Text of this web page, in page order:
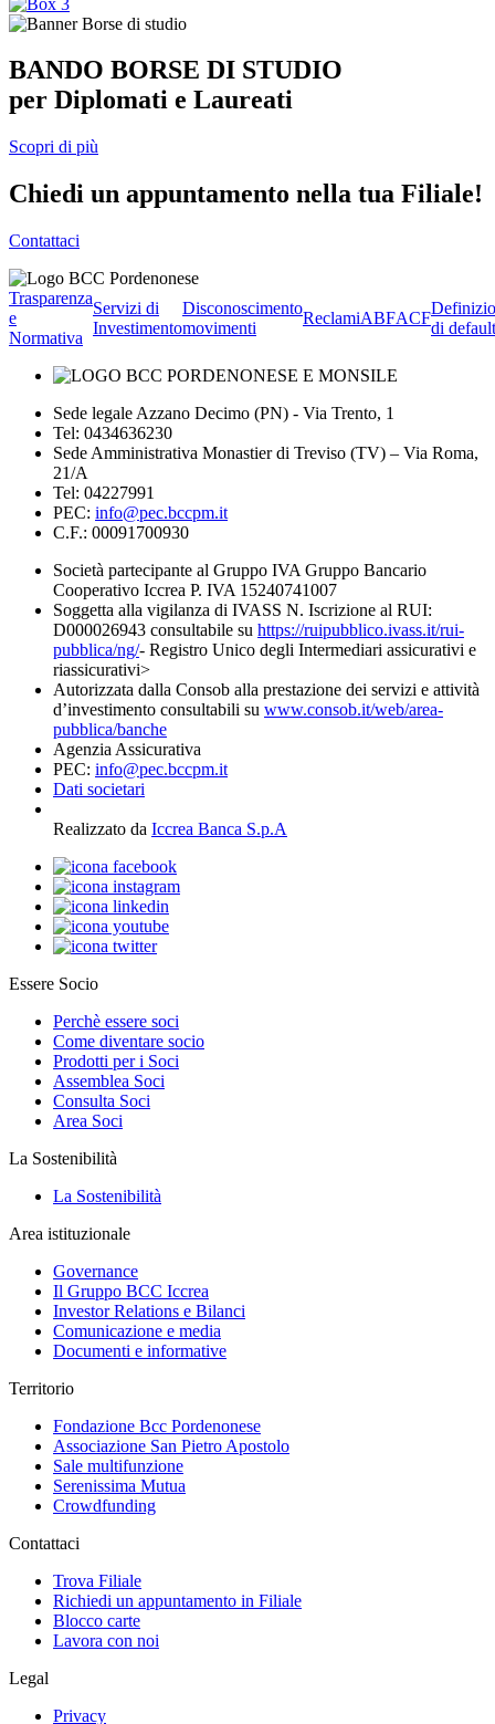
BANDO BORSE DI STUDIO
per Diplomati e Laureati
Scopri di più
Chiedi un appuntamento nella tua Filiale!
Contattaci
Trasparenza
e
Normativa
Servizi di
Investimento
Disconoscimento
movimenti
ReclamiABFACF
di default
Sede legale Azzano Decimo (PN) - Via Trento, 1
Tel: 0434636230
Sede Amministrativa Monastier di Treviso (TV) – Via Roma,
21/A
Tel: 04227991
PEC: info@pec.bccpm.it
C.F.: 00091700930
Società partecipante al Gruppo IVA Gruppo Bancario
Cooperativo Iccrea P. IVA 15240741007
Soggetta alla vigilanza di IVASS N. Iscrizione al RUI:
D000026943 consultabile su https://ruipubblico.ivass.it/rui-
pubblica/ng/- Registro Unico degli Intermediari assicurativi e
riassicurativi>
Autorizzata dalla Consob alla prestazione dei servizi e attività
d’investimento consultabili su www.consob.it/web/area-
pubblica/banche
Agenzia Assicurativa
PEC: info@pec.bccpm.it
Dati societari
Realizzato da Iccrea Banca S.p.A
Essere Socio
Perchè essere soci
Come diventare socio
Prodotti per i Soci
Assemblea Soci
Consulta Soci
Area Soci
La Sostenibilità
La Sostenibilità
Area istituzionale
Governance
Il Gruppo BCC Iccrea
Investor Relations e Bilanci
Comunicazione e media
Documenti e informative
Territorio
Fondazione Bcc Pordenonese
Associazione San Pietro Apostolo
Sale multifunzione
Serenissima Mutua
Crowdfunding
Contattaci
Trova Filiale
Richiedi un appuntamento in Filiale
Blocco carte
Lavora con noi
Legal
Privacy